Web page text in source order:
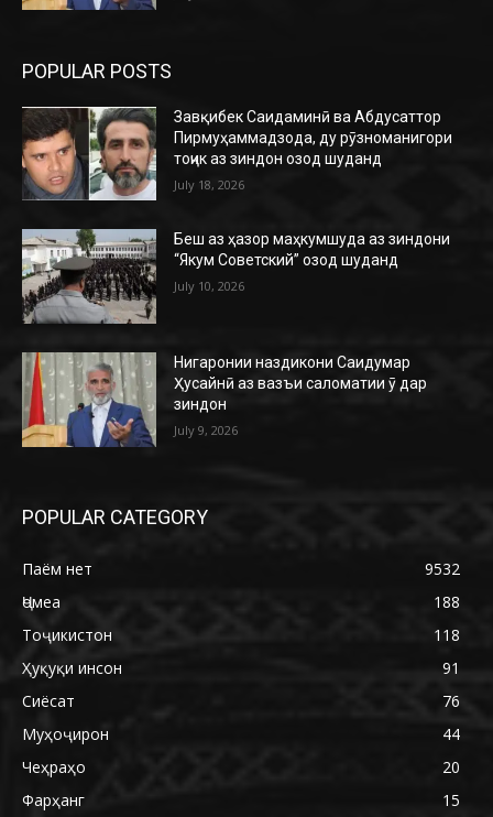
POPULAR POSTS
Завқибек Саидаминӣ ва Абдусаттор
Пирмуҳаммадзода, ду рӯзноманигори
тоҷик аз зиндон озод шуданд
July 18, 2026
Беш аз ҳазор маҳкумшуда аз зиндони
“Якум Советский” озод шуданд
July 10, 2026
Нигаронии наздикони Саидумар
Ҳусайнӣ аз вазъи саломатии ӯ дар
зиндон
July 9, 2026
POPULAR CATEGORY
Паём нет
9532
Ҷомеа
188
Тоҷикистон
118
Ҳуқуқи инсон
91
Сиёсат
76
Муҳоҷирон
44
Чеҳраҳо
20
Фарҳанг
15